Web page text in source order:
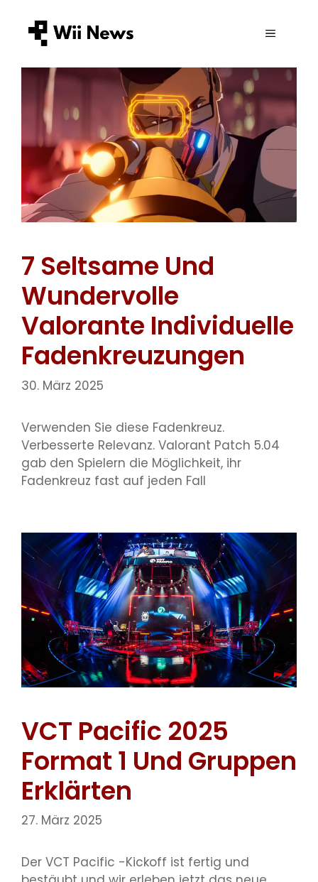
Inhalt
springen
MENÜ
Valorant
7 Seltsame Und
Wundervolle
Valorante Individuelle
Fadenkreuzungen
30. März 2025
Verwenden Sie diese Fadenkreuz.
Verbesserte Relevanz. Valorant Patch 5.04
gab den Spielern die Möglichkeit, ihr
Fadenkreuz fast auf jeden Fall
VCT Pacific 2025
Format 1 Und Gruppen
Erklärten
27. März 2025
Der VCT Pacific -Kickoff ist fertig und